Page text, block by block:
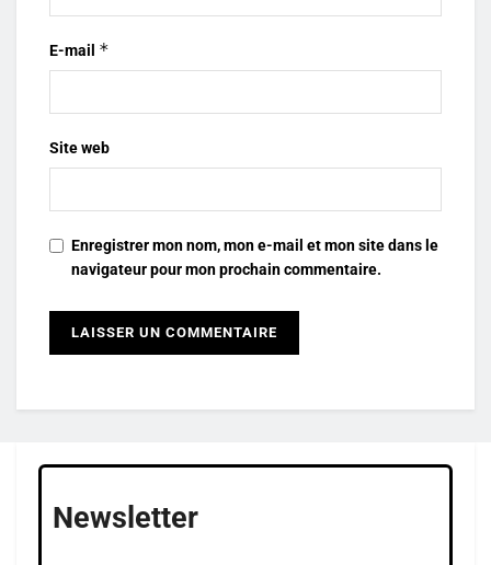
E-mail *
Site web
Enregistrer mon nom, mon e-mail et mon site dans le
navigateur pour mon prochain commentaire.
Newsletter